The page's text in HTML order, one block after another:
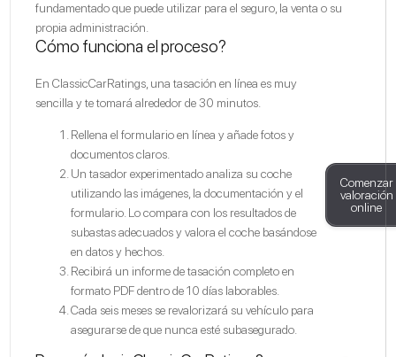
fundamentado que puede utilizar para el seguro, la venta o su
propia administración.
Cómo funciona el proceso?
En ClassicCarRatings, una tasación en línea es muy
sencilla y te tomará alrededor de 30 minutos.
Rellena el formulario en línea y añade fotos y
documentos claros.
Un tasador experimentado analiza su coche
utilizando las imágenes, la documentación y el
formulario. Lo compara con los resultados de
subastas adecuados y valora el coche basándose
en datos y hechos.
Recibirá un informe de tasación completo en
formato PDF dentro de 10 días laborables.
Cada seis meses se revalorizará su vehículo para
asegurarse de que nunca esté subasegurado.
Comenzar
valoración
online